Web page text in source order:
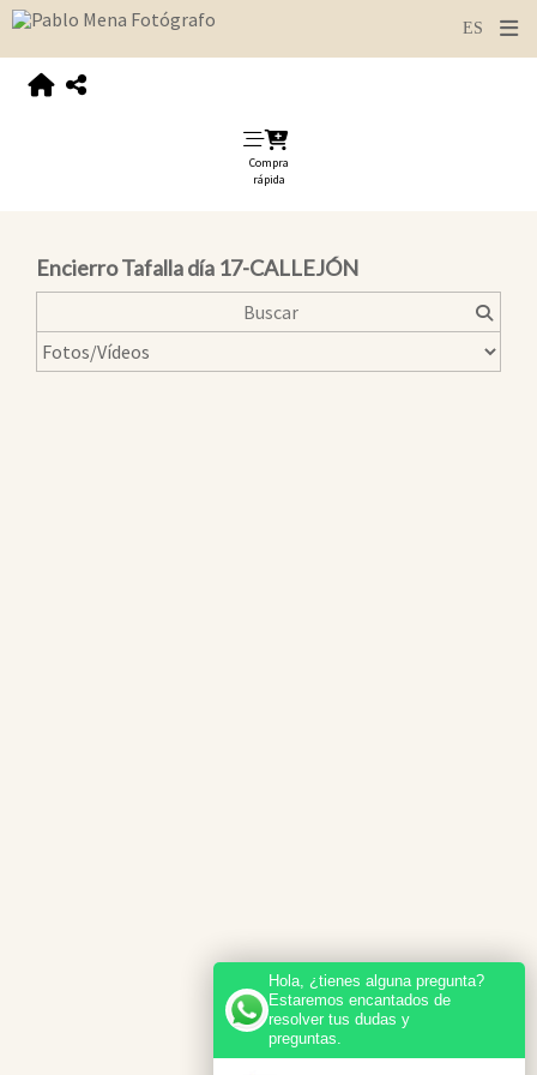
Compra
rápida
Encierro Tafalla día 17-CALLEJÓN
Hola, ¿tienes alguna pregunta?
Estaremos encantados de
resolver tus dudas y
preguntas.